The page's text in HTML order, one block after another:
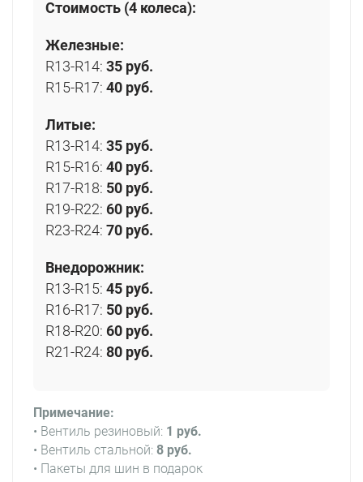
Стоимость (4 колеса):
Железные:
R13-R14: 35 руб.
R15-R17: 40 руб.
Литые:
R13-R14: 35 руб.
R15-R16: 40 руб.
R17-R18: 50 руб.
R19-R22: 60 руб.
R23-R24: 70 руб.
Внедорожник:
R13-R15: 45 руб.
R16-R17: 50 руб.
R18-R20: 60 руб.
R21-R24: 80 руб.
Примечание:
• Вентиль резиновый: 1 руб.
• Вентиль стальной: 8 руб.
• Пакеты для шин в подарок